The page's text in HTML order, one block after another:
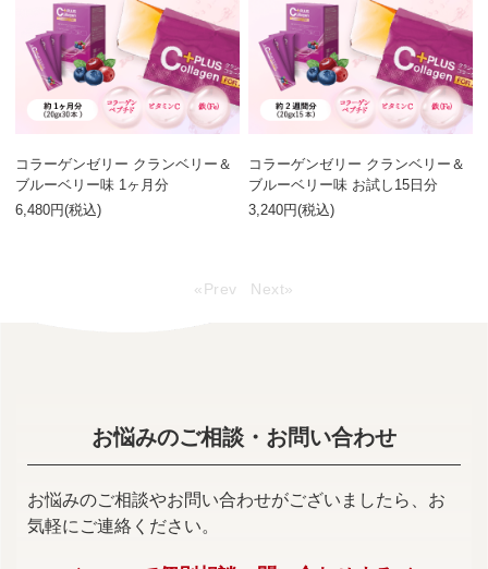
コラーゲンゼリー クランベリー＆
ブルーベリー味 1ヶ月分
6,480円(税込)
コラーゲンゼリー クランベリー＆
ブルーベリー味 お試し15日分
3,240円(税込)
«Prev Next»
お悩みのご相談・お問い合わせ
お悩みのご相談やお問い合わせがございましたら、お
気軽にご連絡ください。